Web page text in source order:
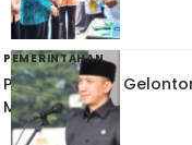
PEMERINTAHAN
Pemkab Lebak
Mahasiswa